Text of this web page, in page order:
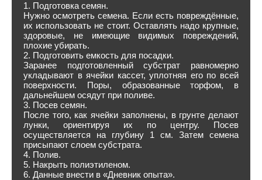
1. Подготовка семян.
Нужно осмотреть семена. Если есть повреждённые,
их использовать не стоит. Оставлять надо крупные,
здоровые, не имеющие видимых повреждений,
плохие убирать.
2. Подготовить емкость для посадки.
Заранее подготовленный субстрат равномерно
укладывают в ячейки кассет, уплотняя его по всей
поверхности. Поры, образованные торфом, в
дальнейшем осядут при поливе.
3. Посев семян.
После того, как ячейки заполнены, в грунте делают
лунки, ориентируя их по центру. Посев
осуществляется на глубину 1 см. Затем семена
присыпают слоем субстрата.
4. Полив.
5. Накрыть полиэтиленом.
6. Данные внести в «Дневник опыта».